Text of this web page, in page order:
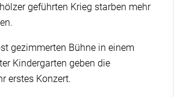
geführten Krieg starben mehr
gezimmerten Bühne in einem
Kindergarten geben die
erstes Konzert.